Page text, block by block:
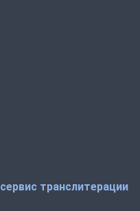
транслитерации